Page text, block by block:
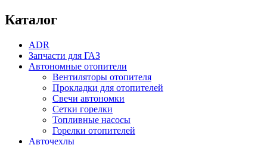
Каталог
ADR
Запчасти для ГАЗ
Автономные отопители
Вентиляторы отопителя
Прокладки для отопителей
Свечи автономки
Сетки горелки
Топливные насосы
Горелки отопителей
Авточехлы